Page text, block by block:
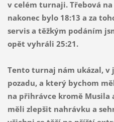
v celém turnaji. Třebová
nakonec bylo 18:13 a za
servis a těžkým podáním
opět vyhráli 25:21.
Tento turnaj nám ukázal, v
pozadu, a který bychom
na přihrávce kromě Musila
měli zlepšit nahrávku a